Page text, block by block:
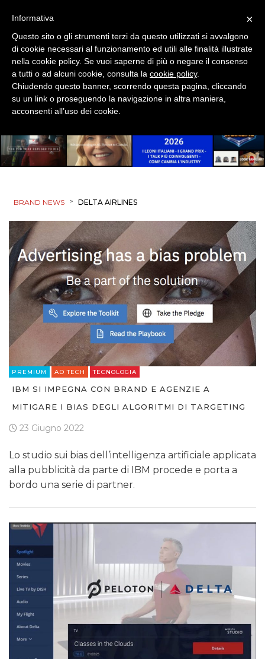
BRAND NEWS > DELTA AIRLINES
PREMIUM AD TECH TECNOLOGIA
IBM SI IMPEGNA CON BRAND E AGENZIE A
MITIGARE I BIAS DEGLI ALGORITMI DI TARGETING
23 Giugno 2022
Lo studio sui bias dell’intelligenza artificiale applicata
alla pubblicità da parte di IBM procede e porta a
bordo una serie di partner.
×
Informativa
Questo sito o gli strumenti terzi da questo utilizzati si avvalgono
di cookie necessari al funzionamento ed utili alle finalità illustrate
nella cookie policy. Se vuoi saperne di più o negare il consenso
a tutti o ad alcuni cookie, consulta la cookie policy.
Chiudendo questo banner, scorrendo questa pagina, cliccando
su un link o proseguendo la navigazione in altra maniera,
acconsenti all’uso dei cookie.